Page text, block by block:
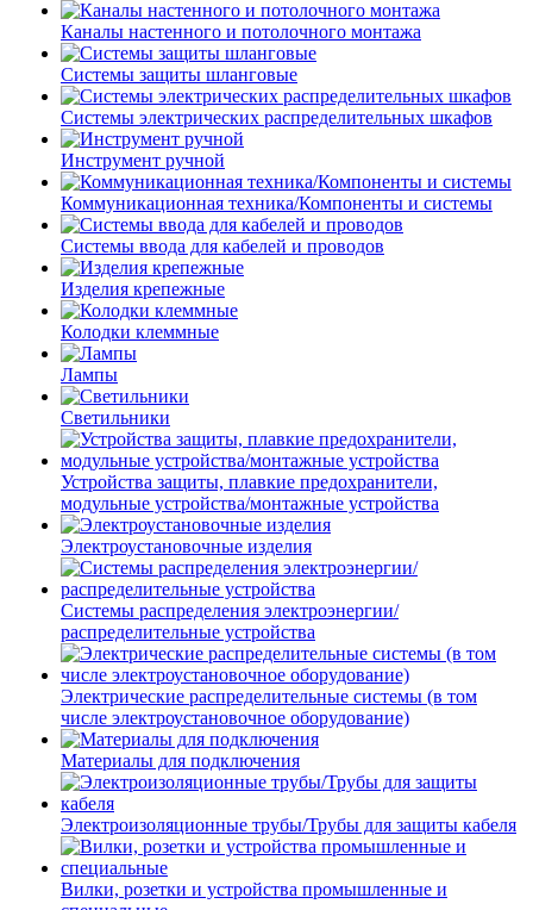
Каналы настенного и потолочного монтажа
Системы защиты шланговые
Системы электрических распределительных шкафов
Инструмент ручной
Коммуникационная техника/Компоненты и системы
Системы ввода для кабелей и проводов
Изделия крепежные
Колодки клеммные
Лампы
Светильники
Устройства защиты, плавкие предохранители,
модульные устройства/монтажные устройства
Электроустановочные изделия
Системы распределения электроэнергии/
распределительные устройства
Электрические распределительные системы (в том
числе электроустановочное оборудование)
Материалы для подключения
Электроизоляционные трубы/Трубы для защиты кабеля
Вилки, розетки и устройства промышленные и